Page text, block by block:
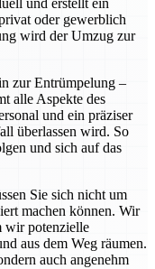
und erstellt ein
oder gewerblich
wird der Umzug zur
zur Entrümpelung –
alle Aspekte des
und ein präziser
überlassen wird. So
und sich auf das
Sie sich nicht um
machen können. Wir
wir potenzielle
aus dem Weg räumen.
auch angenehm